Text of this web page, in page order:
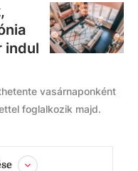
indul
vasárnaponként
foglalkozik majd.